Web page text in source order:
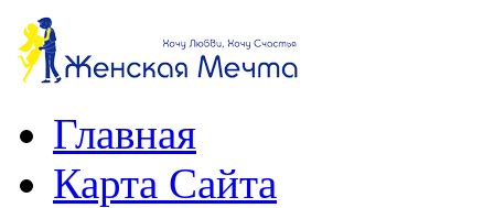
Главная
Карта Сайта